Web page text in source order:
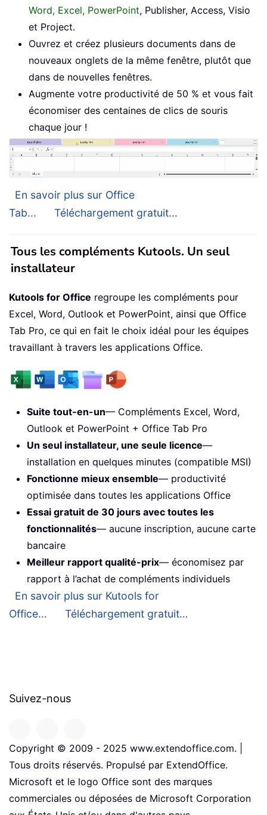
Word, Excel, PowerPoint, Publisher, Access, Visio
et Project.
Ouvrez et créez plusieurs documents dans de
nouveaux onglets de la même fenêtre, plutôt que
dans de nouvelles fenêtres.
Augmente votre productivité de 50 % et vous fait
économiser des centaines de clics de souris
chaque jour !
En savoir plus sur Office
Tab...
Téléchargement gratuit...
Tous les compléments Kutools. Un seul
installateur
Kutools for Office regroupe les compléments pour
Excel, Word, Outlook et PowerPoint, ainsi que Office
Tab Pro, ce qui en fait le choix idéal pour les équipes
travaillant à travers les applications Office.
Suite tout-en-un— Compléments Excel, Word,
Outlook et PowerPoint + Office Tab Pro
Un seul installateur, une seule licence—
installation en quelques minutes (compatible MSI)
Fonctionne mieux ensemble— productivité
optimisée dans toutes les applications Office
Essai gratuit de 30 jours avec toutes les
fonctionnalités— aucune inscription, aucune carte
bancaire
Meilleur rapport qualité-prix— économisez par
rapport à l’achat de compléments individuels
En savoir plus sur Kutools for
Office...
Téléchargement gratuit…
Suivez-nous
Copyright © 2009 - 2025 www.extendoffice.com. |
Tous droits réservés. Propulsé par ExtendOffice.
Microsoft et le logo Office sont des marques
commerciales ou déposées de Microsoft Corporation